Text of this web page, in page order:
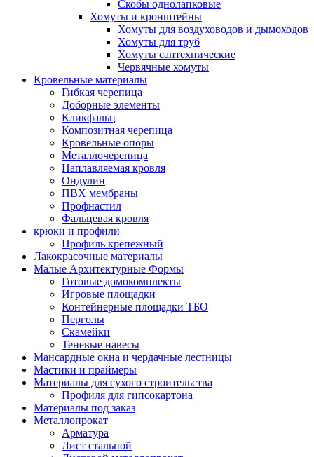
Скобы однолапковые
Хомуты и кронштейны
Хомуты для воздуховодов и дымоходов
Хомуты для труб
Хомуты сантехнические
Червячные хомуты
Кровельные материалы
Гибкая черепица
Доборные элементы
Кликфальц
Композитная черепица
Кровельные опоры
Металлочерепица
Наплавляемая кровля
Ондулин
ПВХ мембраны
Профнастил
Фальцевая кровля
крюки и профили
Профиль крепежный
Лакокрасочные материалы
Малые Архитектурные Формы
Готовые домокомплекты
Игровые площадки
Контейнерные площадки ТБО
Перголы
Скамейки
Теневые навесы
Мансардные окна и чердачные лестницы
Мастики и праймеры
Материалы для сухого строительства
Профиля для гипсокартона
Материалы под заказ
Металлопрокат
Арматура
Лист стальной